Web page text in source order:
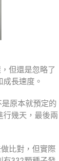
但還是忽略了
長速度。
原本就預定的
行幾天，最後兩
比對，但實際